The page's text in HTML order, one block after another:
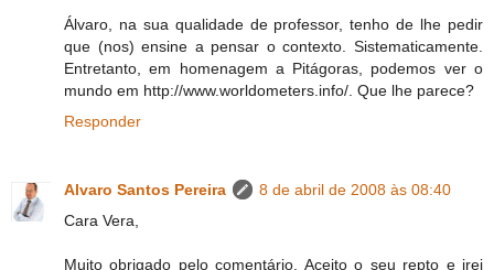
Álvaro, na sua qualidade de professor, tenho de lhe pedir
que (nos) ensine a pensar o contexto. Sistematicamente.
Entretanto, em homenagem a Pitágoras, podemos ver o
mundo em http://www.worldometers.info/. Que lhe parece?
Responder
Alvaro Santos Pereira
8 de abril de 2008 às 08:40
Cara Vera,
Muito obrigado pelo comentário. Aceito o seu repto e irei